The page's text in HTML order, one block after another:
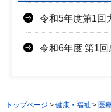
令和5年度第1回
令和6年度 第1
トップページ > 健康・福祉 > 医